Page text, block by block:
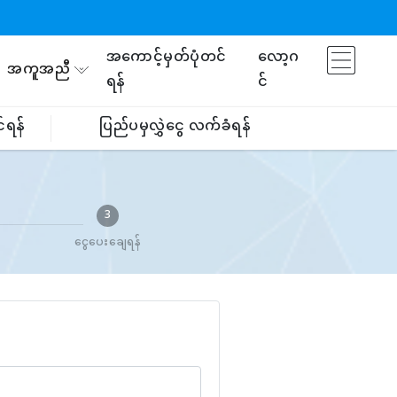
အကူအညီ
အကောင့်မှတ်ပုံတင်
ရန်
လော့ဂ
င်
န် ပြည်ပမှလွှဲငွေ လက်ခံရန်
3
ငွေပေးချေရန်